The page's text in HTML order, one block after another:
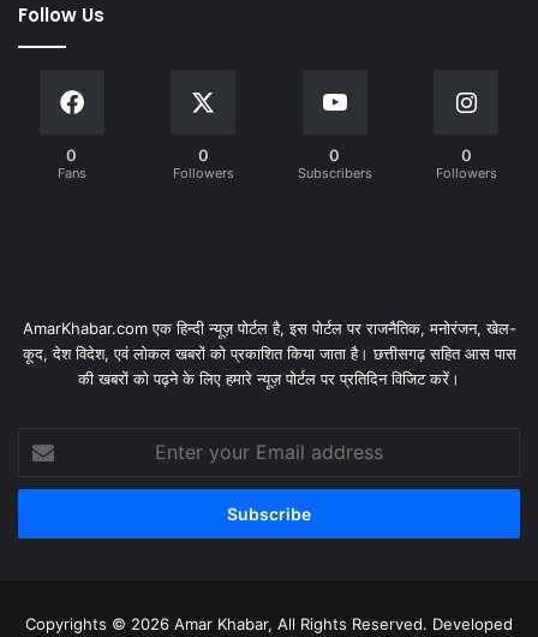
Follow Us
0
Fans
0
Followers
0
Subscribers
0
Followers
AmarKhabar.com एक हिन्दी न्यूज़ पोर्टल है, इस पोर्टल पर राजनैतिक, मनोरंजन, खेल-
कूद, देश विदेश, एवं लोकल खबरों को प्रकाशित किया जाता है। छत्तीसगढ़ सहित आस पास
की खबरों को पढ़ने के लिए हमारे न्यूज़ पोर्टल पर प्रतिदिन विजिट करें।
your
Email
Copyrights © 2026 Amar Khabar, All Rights Reserved. Developed